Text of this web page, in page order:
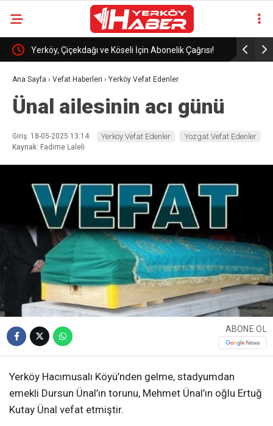
Yerköy, Çiçekdağı ve Köseli İçin Abonelik Çağrısı! Asayiş
Ana Sayfa › Vefat Haberleri › Yerköy Vefat Edenler
Ünal ailesinin acı günü
Giriş: 18-05-2025 13:14
Kaynak: Fadime Laleli
Yerköy Vefat Edenler Yozgat Vefat Edenler
ABONE OL
Yerköy Hacımusalı Köyü’nden gelme, stadyumdan
emekli Dursun Ünal’ın torunu, Mehmet Ünal’ın oğlu Ertuğ
Kutay Ünal vefat etmiştir.